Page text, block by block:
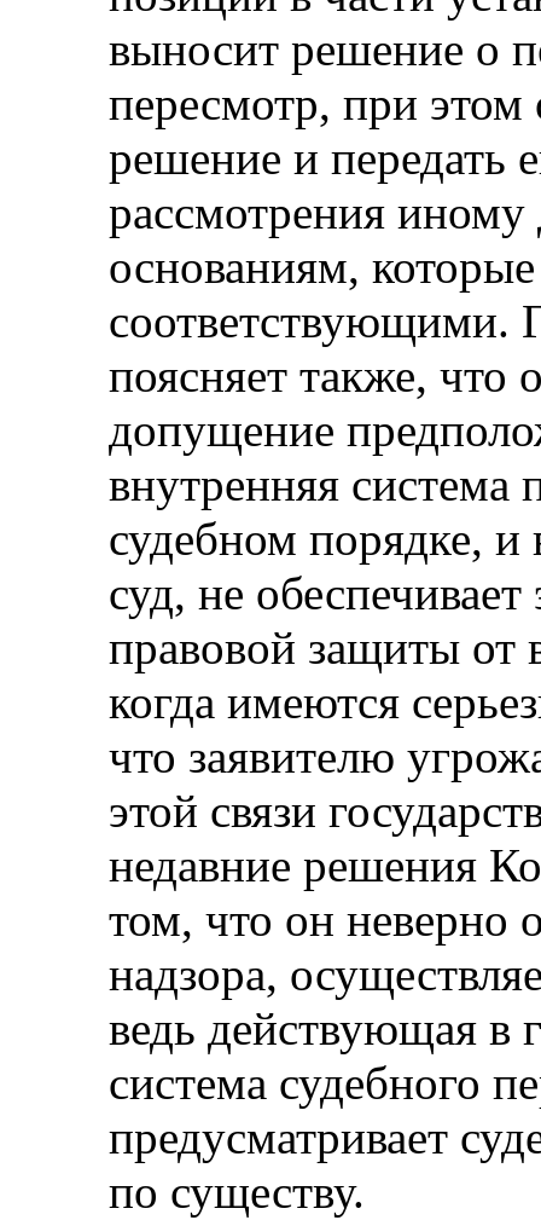
выносит решение о
пересмотр, при
решение и передать
рассмотрения
основаниям, которые
соответствующими.
поясняет также, что
допущение
внутренняя система
судебном порядке,
суд, не
правовой защиты от
когда имеются
что заявителю
этой связи
недавние решения
том, что он неверно
надзора,
ведь действующая в
система судебного
предусматривает
по существу.